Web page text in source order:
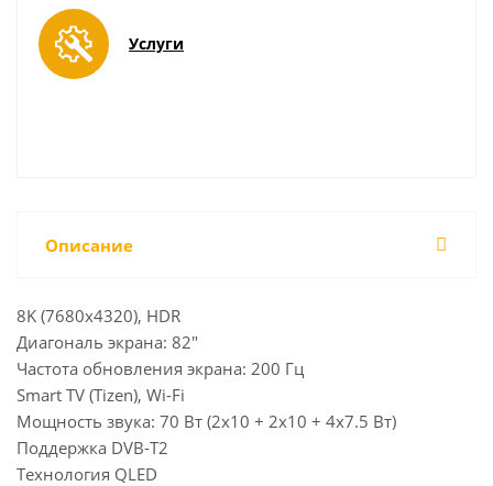
Услуги
Описание
8K (7680x4320), HDR
Диагональ экрана: 82"
Частота обновления экрана: 200 Гц
Smart TV (Tizen), Wi-Fi
Мощность звука: 70 Вт (2х10 + 2х10 + 4х7.5 Вт)
Поддержка DVB-T2
Технология QLED